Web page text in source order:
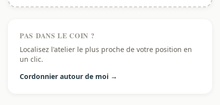
PAS DANS LE COIN ?
Localisez l'atelier le plus proche de votre position en
un clic.
Cordonnier autour de moi →